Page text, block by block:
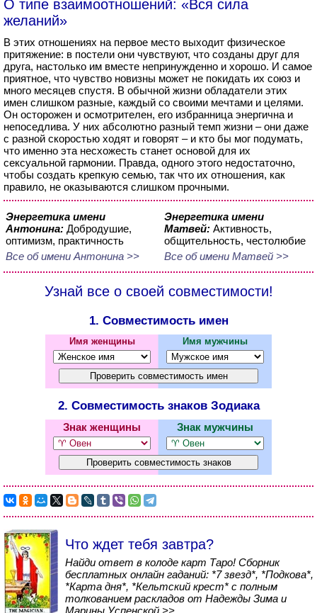
О типе взаимоотношений: «Вся сила
желаний»
В этих отношениях на первое место выходит физическое
притяжение: в постели они чувствуют, что созданы друг для
друга, настолько им вместе непринужденно и хорошо. И самое
приятное, что чувство новизны может не покидать их союз и
много месяцев спустя. В обычной жизни обладатели этих
имен слишком разные, каждый со своими мечтами и целями.
Он осторожен и осмотрителен, его избранница энергична и
непоседлива. У них абсолютно разный темп жизни – они даже
с разной скоростью ходят и говорят – и кто бы мог подумать,
что именно эта несхожесть станет основой для их
сексуальной гармонии. Правда, одного этого недостаточно,
чтобы создать крепкую семью, так что их отношения, как
правило, не оказываются слишком прочными.
Энергетика имени
Антонина: Добродушие,
оптимизм, практичность
Все об имени Антонина >>
Энергетика имени
Матвей: Активность,
общительность, честолюбие
Все об имени Матвей >>
Узнай все о своей совместимости!
1. Совместимость имен
Имя женщины Имя мужчины
2. Совместимость знаков Зодиака
Знак женщины Знак мужчины
Что ждет тебя завтра?
Найди ответ в колоде карт Таро! Сборник
бесплатных онлайн гаданий: *7 звезд*, *Подкова*,
*Карта дня*, *Кельтский крест* с полным
толкованием раскладов от Надежды Зима и
Марины Успенской >>